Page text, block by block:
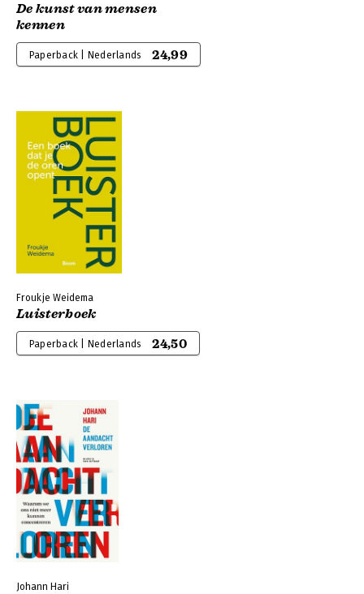
De kunst van mensen
kennen
Paperback | Nederlands 24,99
Froukje Weidema
Luisterboek
Paperback | Nederlands 24,50
Johann Hari